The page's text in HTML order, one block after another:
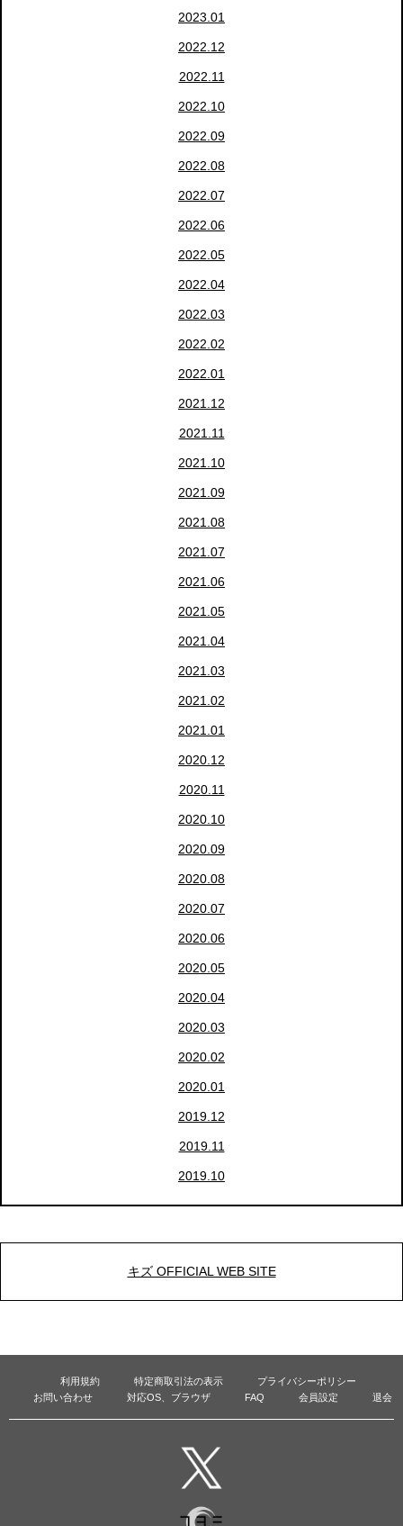
2023.01
2022.12
2022.11
2022.10
2022.09
2022.08
2022.07
2022.06
2022.05
2022.04
2022.03
2022.02
2022.01
2021.12
2021.11
2021.10
2021.09
2021.08
2021.07
2021.06
2021.05
2021.04
2021.03
2021.02
2021.01
2020.12
2020.11
2020.10
2020.09
2020.08
2020.07
2020.06
2020.05
2020.04
2020.03
2020.02
2020.01
2019.12
2019.11
2019.10
キズ OFFICIAL WEB SITE
利用規約 特定商取引法の表示
プライバシーポリシー
お問い合わせ
対応OS、ブラウザ FAQ 会員設定 退会